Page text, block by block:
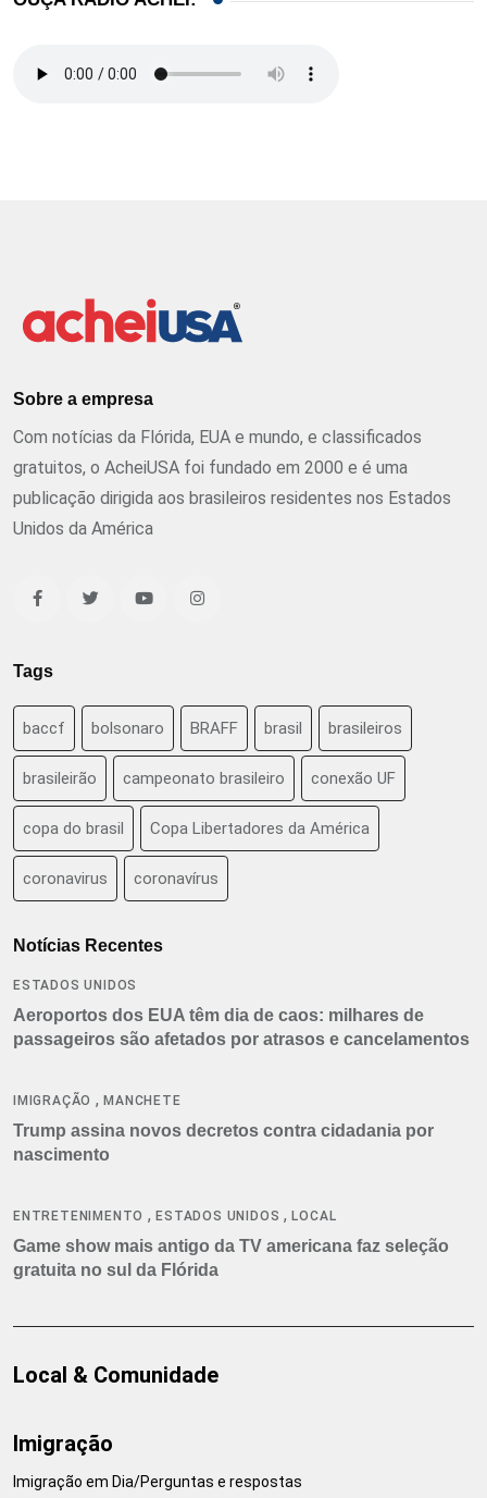
Sobre a empresa
Com notícias da Flórida, EUA e mundo, e classificados
gratuitos, o AcheiUSA foi fundado em 2000 e é uma
publicação dirigida aos brasileiros residentes nos Estados
Unidos da América
Tags
baccf bolsonaro BRAFF brasil brasileiros
brasileirão campeonato brasileiro conexão UF
copa do brasil Copa Libertadores da América
coronavirus coronavírus
Notícias Recentes
ESTADOS UNIDOS
Aeroportos dos EUA têm dia de caos: milhares de
passageiros são afetados por atrasos e cancelamentos
IMIGRAÇÃO ,MANCHETE
Trump assina novos decretos contra cidadania por
nascimento
ENTRETENIMENTO ,ESTADOS UNIDOS ,LOCAL
Game show mais antigo da TV americana faz seleção
gratuita no sul da Flórida
Local & Comunidade
Imigração
Imigração em Dia/Perguntas e respostas